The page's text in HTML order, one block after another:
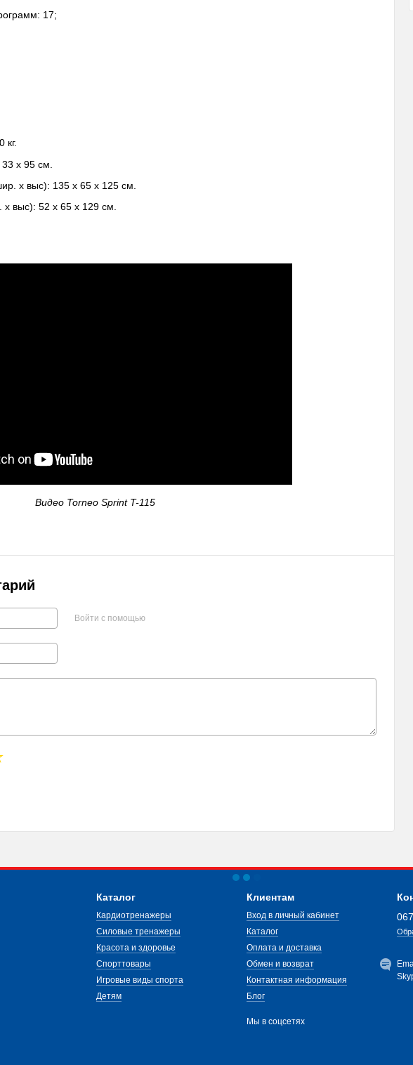
17;
кг.
х 95 см.
х выс): 135 х 65 х 125 см.
выс): 52 х 65 х 129 см.
Видео Torneo Sprint T-115
Войти с помощью
Каталог
Кардиотренажеры
Силовые тренажеры
Красота и здоровье
Спорттовары
Игровые виды спорта
Детям
Клиентам
Вход в личный кабинет
Каталог
Оплата и доставка
Обмен и возврат
Контактная информация
Блог
Мы в соцсетях